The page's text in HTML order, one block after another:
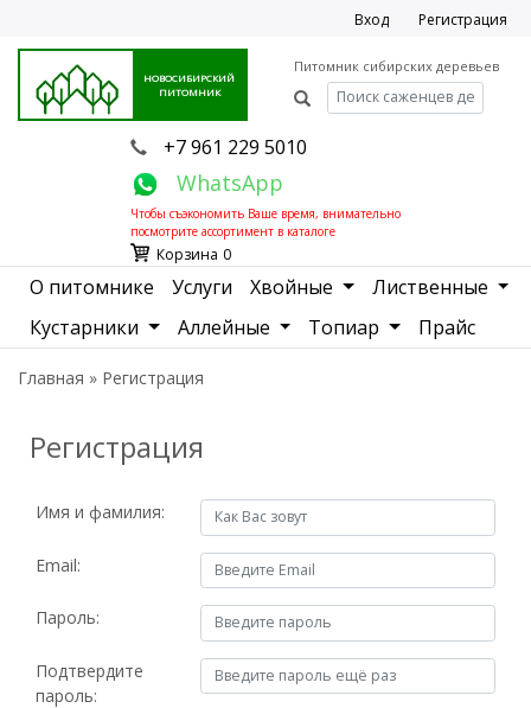
Вход Регистрация
НОВОСИБИРСКИЙ
ПИТОМНИК
Питомник сибирских деревьев
+7 961 229 5010
WhatsApp
Чтобы съэкономить Ваше время, внимательно
посмотрите ассортимент в каталоге
Корзина 0
О питомнике Услуги Хвойные
Лиственные
Кустарники
Аллейные Топиар Прайс
Главная » Регистрация
Регистрация
Имя и фамилия:
Email:
Пароль:
Подтвердите
пароль: